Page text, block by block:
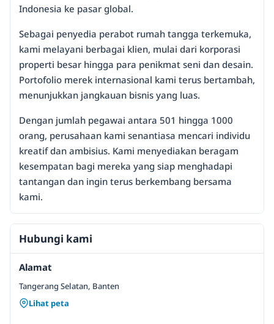
Indonesia ke pasar global.
Sebagai penyedia perabot rumah tangga terkemuka,
kami melayani berbagai klien, mulai dari korporasi
properti besar hingga para penikmat seni dan desain.
Portofolio merek internasional kami terus bertambah,
menunjukkan jangkauan bisnis yang luas.
Dengan jumlah pegawai antara 501 hingga 1000
orang, perusahaan kami senantiasa mencari individu
kreatif dan ambisius. Kami menyediakan beragam
kesempatan bagi mereka yang siap menghadapi
tantangan dan ingin terus berkembang bersama
kami.
Hubungi kami
Alamat
Tangerang Selatan, Banten
Lihat peta